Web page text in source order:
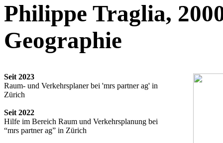
Philippe Traglia,
Geographie
Seit 2023
Raum- und Verkehrsplaner bei 'mrs partner ag' in
Zürich
Seit 2022
Hilfe im Bereich Raum und Verkehrsplanung bei
“mrs partner ag” in Zürich